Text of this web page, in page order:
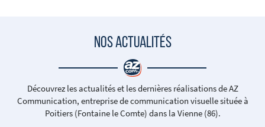
NOS ACTUALITÉS
Découvrez les actualités et les dernières réalisations de AZ
Communication, entreprise decommunication visuelle située à
Poitiers (Fontaine le Comte) dans la Vienne (86).